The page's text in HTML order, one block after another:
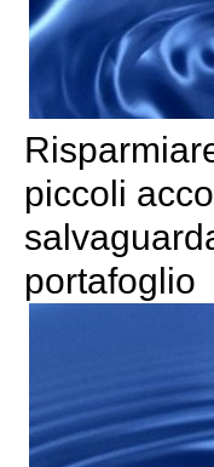
piccoli
portafoglio